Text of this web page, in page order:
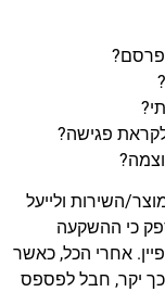
פגישה?
השירות ולייעל
כי ההשקעה
אחרי הכל, כאשר
יקר, חבל לפספס